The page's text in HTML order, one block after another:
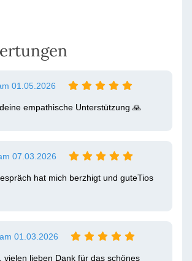
01.05.2026
empathische Unterstützung 🙏
07.03.2026
hat mich berzhigt und guteTios
01.03.2026
vielen lieben Dank für das schönes